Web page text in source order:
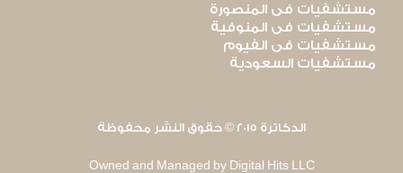
مستشفيات فى المنصورة
مستشفيات فى المنوفية
مستشفيات فى الفيوم
مستشفيات السعودية
الدكاترة 2015 © حقوق النشر محفوظة
Owned and Managed by Digital Hits LLC